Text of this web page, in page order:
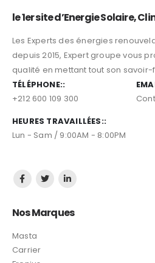
le 1er site d’Energie Solaire,
Les Experts des énergies
depuis 2015, Expert groupe vous
qualité en mettant tout son
TÉLÉPHONE::
+212 600 109 300
HEURES TRAVAILLÉES::
Lun - Sam / 9:00AM - 8:00PM
Nos Marques
Masta
Carrier